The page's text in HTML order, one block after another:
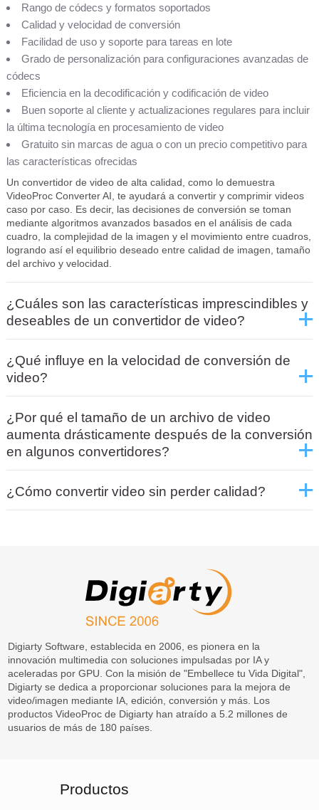
Rango de códecs y formatos soportados
Calidad y velocidad de conversión
Facilidad de uso y soporte para tareas en lote
Grado de personalización para configuraciones avanzadas de
códecs
Eficiencia en la decodificación y codificación de video
Buen soporte al cliente y actualizaciones regulares para incluir
la última tecnología en procesamiento de video
Gratuito sin marcas de agua o con un precio competitivo para
las características ofrecidas
Un convertidor de video de alta calidad, como lo demuestra
VideoProc Converter AI, te ayudará a convertir y comprimir videos
caso por caso. Es decir, las decisiones de conversión se toman
mediante algoritmos avanzados basados en el análisis de cada
cuadro, la complejidad de la imagen y el movimiento entre cuadros,
logrando así el equilibrio deseado entre calidad de imagen, tamaño
del archivo y velocidad.
¿Cuáles son las características imprescindibles y
deseables de un convertidor de video?
¿Qué influye en la velocidad de conversión de
video?
¿Por qué el tamaño de un archivo de video
aumenta drásticamente después de la conversión
en algunos convertidores?
¿Cómo convertir video sin perder calidad?
Digiarty Software, establecida en 2006, es pionera en la
innovación multimedia con soluciones impulsadas por IA y
aceleradas por GPU. Con la misión de "Embellece tu Vida Digital",
Digiarty se dedica a proporcionar soluciones para la mejora de
video/imagen mediante IA, edición, conversión y más. Los
productos VideoProc de Digiarty han atraído a 5.2 millones de
usuarios de más de 180 países.
Productos